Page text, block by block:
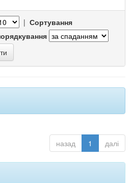
| Сортування
назад 1 далі